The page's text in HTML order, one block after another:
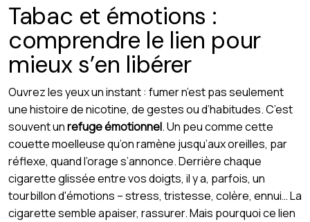
Tabac et émotions :
comprendre le lien pour
mieux s’en libérer
Ouvrez les yeux un instant : fumer n’est pas seulement
une histoire de nicotine, de gestes ou d’habitudes. C’est
souvent unrefuge émotionnel. Un peu comme cette
couette moelleuse qu’on ramène jusqu’aux oreilles, par
réflexe, quand l’orage s’annonce. Derrière chaque
cigarette glissée entre vos doigts, il y a, parfois, un
tourbillon d'émotions – stress, tristesse, colère, ennui… La
cigarette semble apaiser, rassurer. Mais pourquoi ce lien